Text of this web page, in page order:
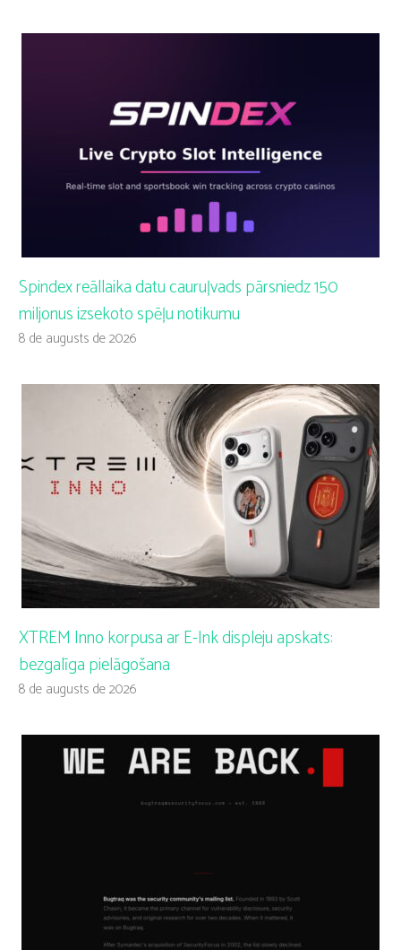
Spindex reāllaika datu cauruļvads pārsniedz 150
miljonus izsekoto spēļu notikumu
8 de augusts de 2026
XTREM Inno korpusa ar E-Ink displeju apskats:
bezgalīga pielāgošana
8 de augusts de 2026